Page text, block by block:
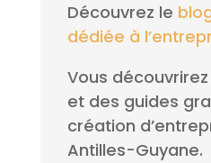
Découvrez le
dédiée à
Vous
et des guides
création
Antilles-Guyane.